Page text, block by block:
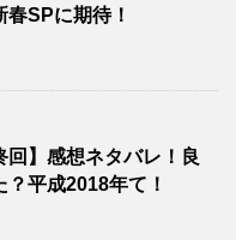
SPに期待！
回】感想ネタバレ！良
平成2018年て！